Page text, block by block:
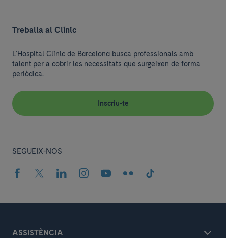
Treballa al Clínic
L'Hospital Clínic de Barcelona busca professionals amb
talent per a cobrir les necessitats que surgeixen de forma
periòdica.
Inscriu-te
SEGUEIX-NOS
ASSISTÈNCIA